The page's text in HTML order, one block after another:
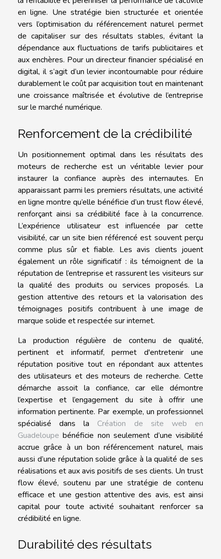
en ligne. Une stratégie bien structurée et orientée
vers l’optimisation du référencement naturel permet
de capitaliser sur des résultats stables, évitant la
dépendance aux fluctuations de tarifs publicitaires et
aux enchères. Pour un directeur financier spécialisé en
digital, il s’agit d’un levier incontournable pour réduire
durablement le coût par acquisition tout en maintenant
une croissance maîtrisée et évolutive de l’entreprise
sur le marché numérique.
Renforcement de la crédibilité
Un positionnement optimal dans les résultats des
moteurs de recherche est un véritable levier pour
instaurer la confiance auprès des internautes. En
apparaissant parmi les premiers résultats, une activité
en ligne montre qu’elle bénéficie d’un trust flow élevé,
renforçant ainsi sa crédibilité face à la concurrence.
L’expérience utilisateur est influencée par cette
visibilité, car un site bien référencé est souvent perçu
comme plus sûr et fiable. Les avis clients jouent
également un rôle significatif : ils témoignent de la
réputation de l’entreprise et rassurent les visiteurs sur
la qualité des produits ou services proposés. La
gestion attentive des retours et la valorisation des
témoignages positifs contribuent à une image de
marque solide et respectée sur internet.
La production régulière de contenu de qualité,
pertinent et informatif, permet d'entretenir une
réputation positive tout en répondant aux attentes
des utilisateurs et des moteurs de recherche. Cette
démarche assoit la confiance, car elle démontre
l’expertise et l’engagement du site à offrir une
information pertinente. Par exemple, un professionnel
spécialisé dans la Création de site web en
Guadeloupe bénéficie non seulement d’une visibilité
accrue grâce à un bon référencement naturel, mais
aussi d’une réputation solide grâce à la qualité de ses
réalisations et aux avis positifs de ses clients. Un trust
flow élevé, soutenu par une stratégie de contenu
efficace et une gestion attentive des avis, est ainsi
capital pour toute activité souhaitant renforcer sa
crédibilité en ligne.
Durabilité des résultats